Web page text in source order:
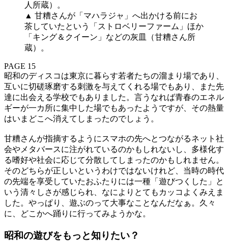
▲ 甘糟さんが「マハラジャ」へ出かける前にお
茶していたという「ストロベリーファーム」ほか
「キング＆クイーン」などの灰皿（甘糟さん所
蔵）。
PAGE 15
昭和のディスコは東京に暮らす若者たちの溜まり場であり、
互いに切磋琢磨する刺激を与えてくれる場でもあり、また先
達に出会える学校でもありました。言うなれば青春のエネル
ギーが一カ所に集中した場でもあったようですが、その熱量
はいまどこへ消えてしまったのでしょう。
甘糟さんが指摘するようにスマホの先へとつながるネット社
会やメタバースに注がれているのかもしれないし、多様化す
る嗜好や社会に応じて分散してしまったのかもしれません。
そのどちらが正しいというわけではないけれど、当時の時代
の先端を享受していたおふたりには一種「遊びつくした」と
いう清々しさが感じられ、なによりとてもカッコよくみえま
した。やっぱり、遊ぶのって大事なことなんだなぁ。久々
に、どこかへ踊りに行ってみようかな。
昭和の遊びをもっと知りたい？